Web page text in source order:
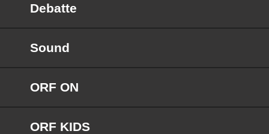
Debatte
Sound
ORF ON
ORF KIDS